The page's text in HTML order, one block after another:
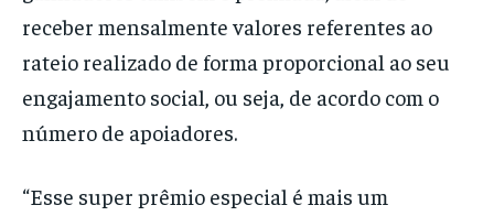
receber mensalmente valores referentes ao
rateio realizado de forma proporcional ao seu
engajamento social, ou seja, de acordo com o
número de apoiadores.
“Esse super prêmio especial é mais um